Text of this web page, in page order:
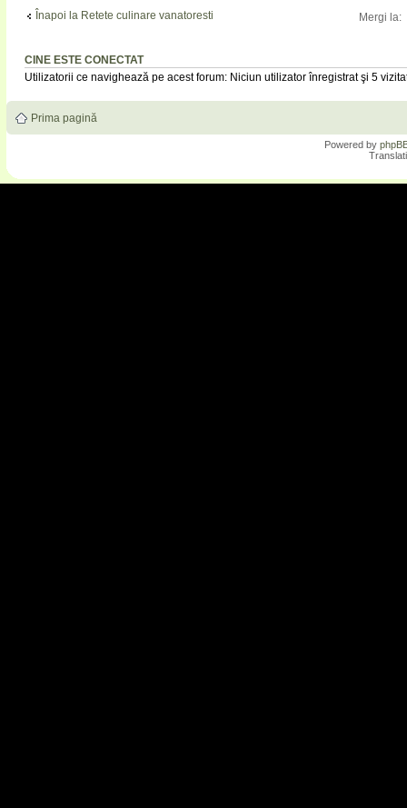
Înapoi la Retete culinare vanatoresti Mergi la:
CINE ESTE CONECTAT
Utilizatorii ce navighează pe acest forum: Niciun utilizator înregistrat şi 5
Prima pagină
Powered by